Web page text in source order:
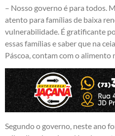
– Nosso governo é para todos.
atento para famílias de baixa
vulnerabilidade. É gratificante
essas famílias e saber que na
Páscoa, contam com o alimento
Segundo o governo, neste ano